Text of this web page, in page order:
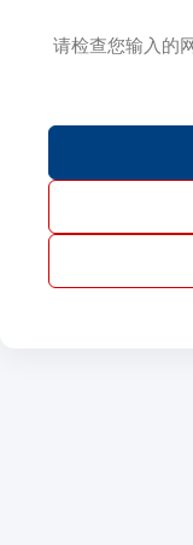
请检查您输入的